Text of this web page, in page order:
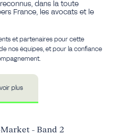
dans la toute
France, les avocats et le
et partenaires pour cette
nos équipes, et pour la confiance
plus
- Band 2